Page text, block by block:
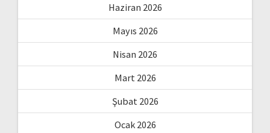
Haziran 2026
Mayıs 2026
Nisan 2026
Mart 2026
Şubat 2026
Ocak 2026